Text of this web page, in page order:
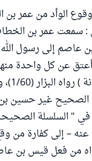
الوأد من عمر
: سمعت عمر بن
: جاء قيس بن عاصم إلى
أعتق عن كل واحدة
الصحيح غير حسين
– إلى كفارة من
من فعل قيس بن